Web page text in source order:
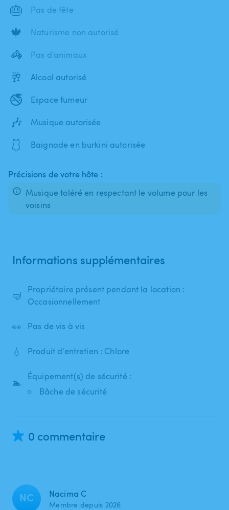
🎂 Pas de fête
🍁 Naturisme non autorisé
🦓 Pas d'animaux
🥂 Alcool autorisé
🚭 Espace fumeur
🎶 Musique autorisée
🩱 Baignade en burkini autorisée
Précisions de votre hôte :
Musique toléré en respectant le volume pour les
voisins
Informations supplémentaires
🤿
Propriétaire présent pendant la location :
Occasionnellement
👀 Pas de vis à vis
💧 Produit d'entretien : Chlore
🏊
Équipement(s) de sécurité :
Bâche de sécurité
0 commentaire
NC Nacima C
Membre depuis 2026